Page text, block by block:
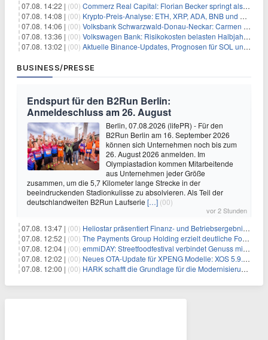
07.08. 14:22 | (00) Commerz Real Capital: Florian Becker springt als Leiter ein
07.08. 14:08 | (00) Krypto-Preis-Analyse: ETH, XRP, ADA, BNB und HYPE
07.08. 14:06 | (00) Volksbank Schwarzwald-Donau-Neckar: Carmen Wedam übernimmt Aufsichtsratsvorsitz
07.08. 13:36 | (00) Volkswagen Bank: Risikokosten belasten Halbjahresergebnis
07.08. 13:02 | (00) Aktuelle Binance-Updates, Prognosen für SOL und DOGE: Zusammenfassung vom 7. August
BUSINESS/PRESSE
Endspurt für den B2Run Berlin:
Anmeldeschluss am 26. August
Berlin, 07.08.2026 (lifePR) - Für den
B2Run Berlin am 16. September 2026
können sich Unternehmen noch bis zum
26. August 2026 anmelden. Im
Olympiastadion kommen Mitarbeitende
aus Unternehmen jeder Größe
zusammen, um die 5,7 Kilometer lange Strecke in der
beeindruckenden Stadionkulisse zu absolvieren. Als Teil der
deutschlandweiten B2Run Laufserie […] (00)
vor 2 Stunden
07.08. 13:47 | (00) Heliostar präsentiert Finanz- und Betriebsergebnis für das zweite Quartal 2026 mit Goldproduktion und Barreserven in Rekordhöhe
07.08. 12:52 | (00) The Payments Group Holding erzielt deutliche Fortschritte bei ihren AI-Projekten
07.08. 12:04 | (00) emmiDAY: Streetfoodfestival verbindet Genuss mit Engagement gegen Brustkrebs
07.08. 12:02 | (00) Neues OTA-Update für XPENG Modelle: XOS 5.9.5 erweitert Sicherheits-, Lade- und Komfortfunktionen
07.08. 12:00 | (00) HARK schafft die Grundlage für die Modernisierung seiner IBM i-Anwendungen